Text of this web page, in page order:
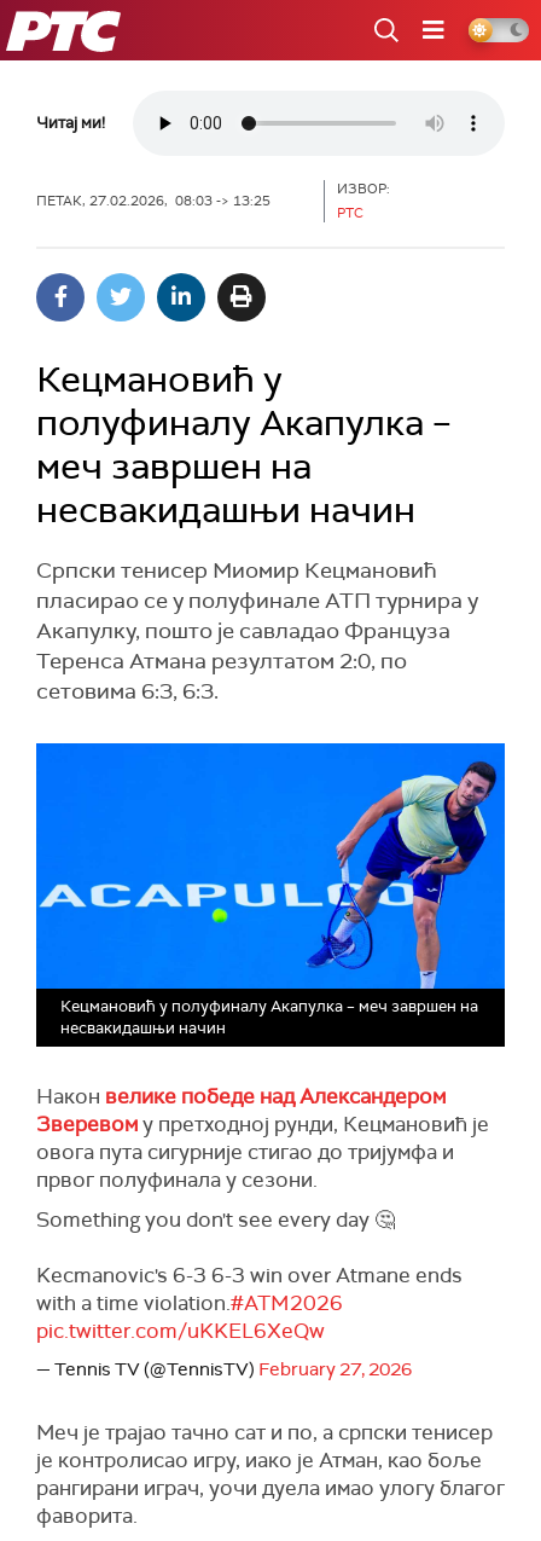
РТС
Читај ми!
ПЕТАК, 27.02.2026, 08:03 -> 13:25
ИЗВОР:
РТС
Кецмановић у
полуфиналу Акапулка –
меч завршен на
несвакидашњи начин
Српски тенисер Миомир Кецмановић
пласирао се у полуфинале АТП турнира у
Акапулку, пошто је савладао Француза
Теренса Атмана резултатом 2:0, по
сетовима 6:3, 6:3.
Кецмановић у полуфиналу Акапулка – меч завршен на
несвакидашњи начин
Након велике победе над Александером
Зверевому претходној рунди, Кецмановић је
овога пута сигурније стигао до тријумфа и
првог полуфинала у сезони.
Something you don't see every day 🤔
Kecmanovic's 6-3 6-3 win over Atmane ends
with a time violation.#ATM2026
pic.twitter.com/uKKEL6XeQw
— Tennis TV (@TennisTV) February 27, 2026
Меч је трајао тачно сат и по, а српски тенисер
је контролисао игру, иако је Атман, као боље
рангирани играч, уочи дуела имао улогу благог
фаворита.